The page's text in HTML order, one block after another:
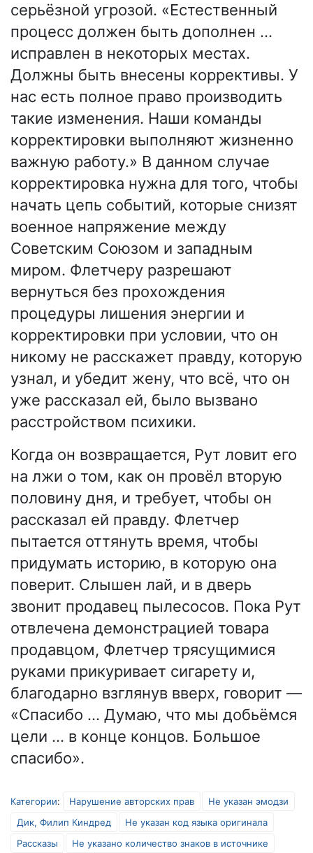
серьёзной угрозой. «Естественный
процесс должен быть дополнен …
исправлен в некоторых местах.
Должны быть внесены коррективы. У
нас есть полное право производить
такие изменения. Наши команды
корректировки выполняют жизненно
важную работу.» В данном случае
корректировка нужна для того, чтобы
начать цепь событий, которые снизят
военное напряжение между
Советским Союзом и западным
миром. Флетчеру разрешают
вернуться без прохождения
процедуры лишения энергии и
корректировки при условии, что он
никому не расскажет правду, которую
узнал, и убедит жену, что всё, что он
уже рассказал ей, было вызвано
расстройством психики.
Когда он возвращается, Рут ловит его
на лжи о том, как он провёл вторую
половину дня, и требует, чтобы он
рассказал ей правду. Флетчер
пытается оттянуть время, чтобы
придумать историю, в которую она
поверит. Слышен лай, и в дверь
звонит продавец пылесосов. Пока Рут
отвлечена демонстрацией товара
продавцом, Флетчер трясущимися
руками прикуривает сигарету и,
благодарно взглянув вверх, говорит —
«Спасибо … Думаю, что мы добьёмся
цели … в конце концов. Большое
спасибо».
Категории: Нарушение авторских прав
Не указан эмодзи
Дик, Филип Киндред
Не указан код языка оригинала
Рассказы
Не указано количество знаков в источнике